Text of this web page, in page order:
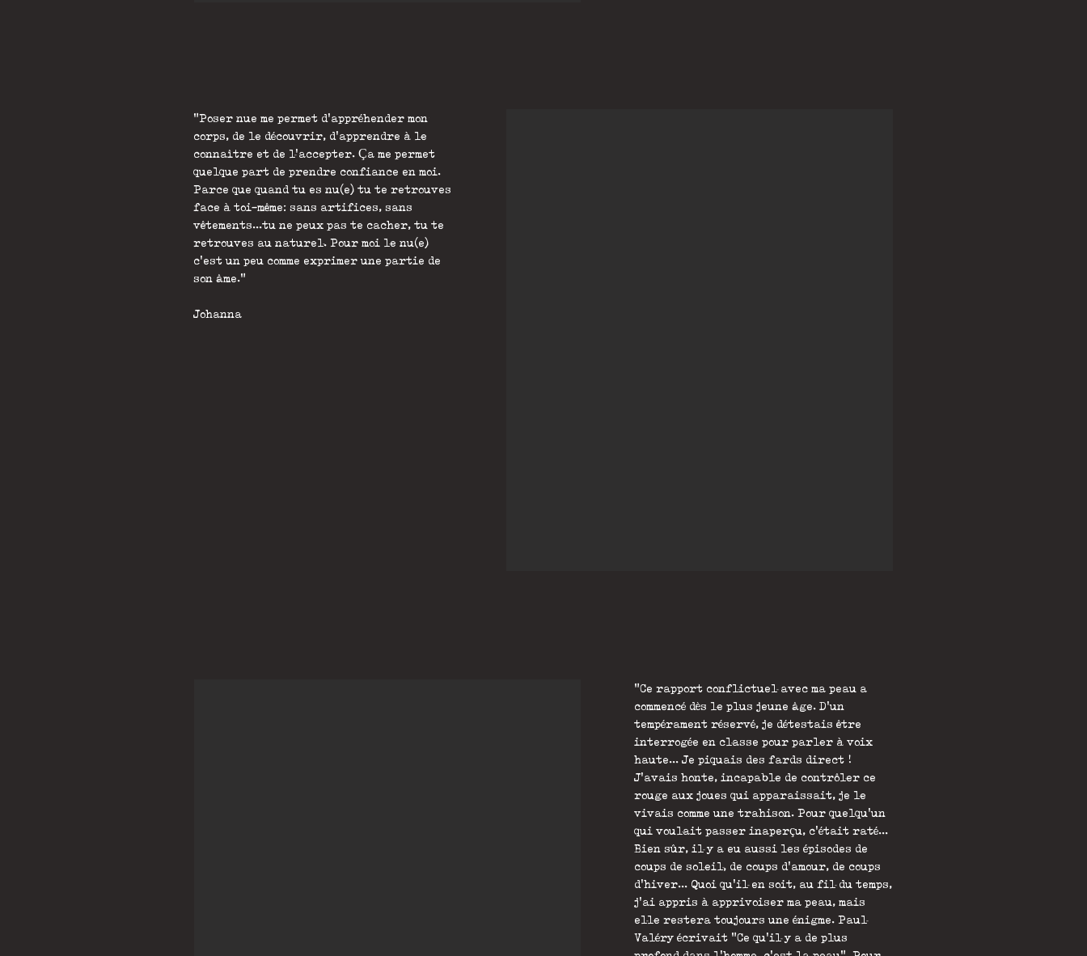
"Poser nue me permet d'appréhender mon
corps, de le découvrir, d'apprendre à le
connaître et de l'accepter. Ça me permet
quelque part de prendre confiance en moi.
Parce que quand tu es nu(e) tu te retrouves
face à toi-même: sans artifices, sans
vêtements...tu ne peux pas te cacher, tu te
retrouves au naturel. Pour moi le nu(e)
c'est un peu comme exprimer une partie de
son âme."
Johanna
"Ce rapport conflictuel avec ma peau a
commencé dès le plus jeune âge. D'un
tempérament réservé, je détestais être
interrogée en classe pour parler à voix
haute... Je piquais des fards direct !
J'avais honte, incapable de contrôler ce
rouge aux joues qui apparaissait, je le
vivais comme une trahison. Pour quelqu'un
qui voulait passer inaperçu, c'était raté...
Bien sûr, il y a eu aussi les épisodes de
coups de soleil, de coups d'amour, de coups
d'hiver... Quoi qu'il en soit, au fil du temps,
j'ai appris à apprivoiser ma peau, mais
elle restera toujours une énigme. Paul
Valéry écrivait "Ce qu'il y a de plus